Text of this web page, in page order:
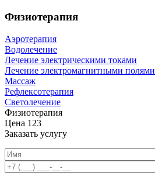
Физиотерапия
Аэротерапия
Водолечение
Лечение электрическими токами
Лечение электромагнитными полями
Массаж
Рефлексотерапия
Светолечение
Физиотерапия
Цена 123
Заказать услугу